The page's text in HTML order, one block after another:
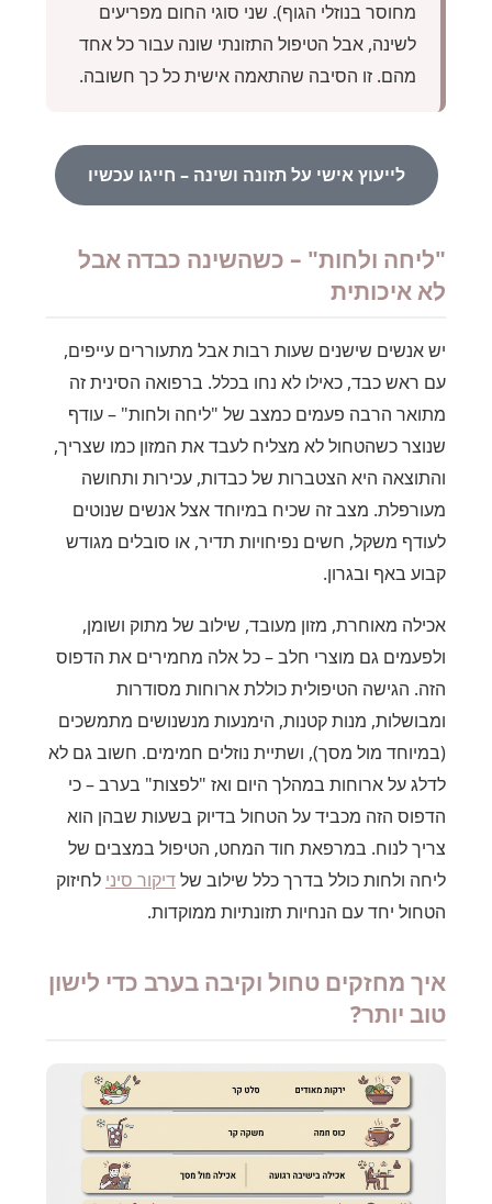
מחוסר בנוזלי הגוף). שני סוגי החום מפריעים
לשינה, אבל הטיפול התזונתי שונה עבור כל אחד
מהם. זו הסיבה שהתאמה אישית כל כך חשובה.
לייעוץ אישי על תזונה ושינה – חייגו עכשיו
"ליחה ולחות" – כשהשינה כבדה אבל
לא איכותית
יש אנשים שישנים שעות רבות אבל מתעוררים עייפים,
עם ראש כבד, כאילו לא נחו בכלל. ברפואה הסינית זה
מתואר הרבה פעמים כמצב של "ליחה ולחות" – עודף
שנוצר כשהטחול לא מצליח לעבד את המזון כמו שצריך,
והתוצאה היא הצטברות של כבדות, עכירות ותחושה
מעורפלת. מצב זה שכיח במיוחד אצל אנשים שנוטים
לעודף משקל, חשים נפיחויות תדיר, או סובלים מגודש
קבוע באף ובגרון.
אכילה מאוחרת, מזון מעובד, שילוב של מתוק ושומן,
ולפעמים גם מוצרי חלב – כל אלה מחמירים את הדפוס
הזה. הגישה הטיפולית כוללת ארוחות מסודרות
ומבושלות, מנות קטנות, הימנעות מנשנושים מתמשכים
(במיוחד מול מסך), ושתיית נוזלים חמימים. חשוב גם לא
לדלג על ארוחות במהלך היום ואז "לפצות" בערב – כי
הדפוס הזה מכביד על הטחול בדיוק בשעות שבהן הוא
צריך לנוח. במרפאת חוד המחט, הטיפול במצבים של
ליחה ולחות כולל בדרך כלל שילוב שלדיקור סיני לחיזוק
הטחול יחד עם הנחיות תזונתיות ממוקדות.
איך מחזקים טחול וקיבה בערב כדי לישון
טוב יותר?